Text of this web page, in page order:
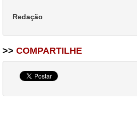
Redação
>> COMPARTILHE